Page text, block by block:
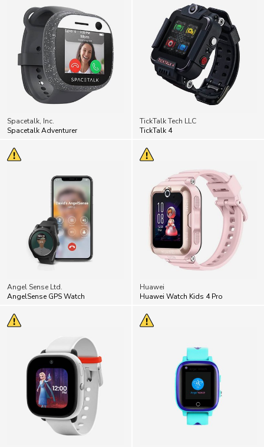
Spacetalk, Inc.
Spacetalk Adventurer
TickTalk Tech LLC
TickTalk 4
Angel Sense Ltd.
AngelSense GPS Watch
Huawei
Huawei Watch Kids 4 Pro